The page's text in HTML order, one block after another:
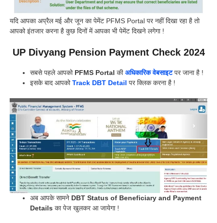
यदि आपका अप्रैल मई और जून का पेमेंट PFMS Portal पर नहीं दिखा रहा है तो
आपको इंतजार करना है कुछ दिनों में आपका भी पेमेंट दिखने लगेगा !
UP Divyang Pension Payment Check 2024
सबसे पहले आपको PFMS Portal कीअधिकारिक वेबसाइटपर जाना है !
इसके बाद आपकोTrack DBT Detail पर क्लिक करना है !
अब आपके सामने DBT Status of Beneficiary and Payment
Details का पेज खुलकर आ जायेगा !